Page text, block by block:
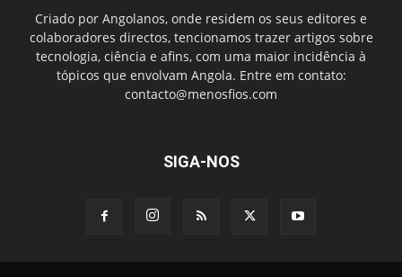
Criado por Angolanos, onde residem os seus editores e
colaboradores directos, tencionamos trazer artigos sobre
tecnologia, ciência e afins, com uma maior incidência à
tópicos que envolvam Angola. Entre em contato:
contacto@menosfios.com
SIGA-NOS